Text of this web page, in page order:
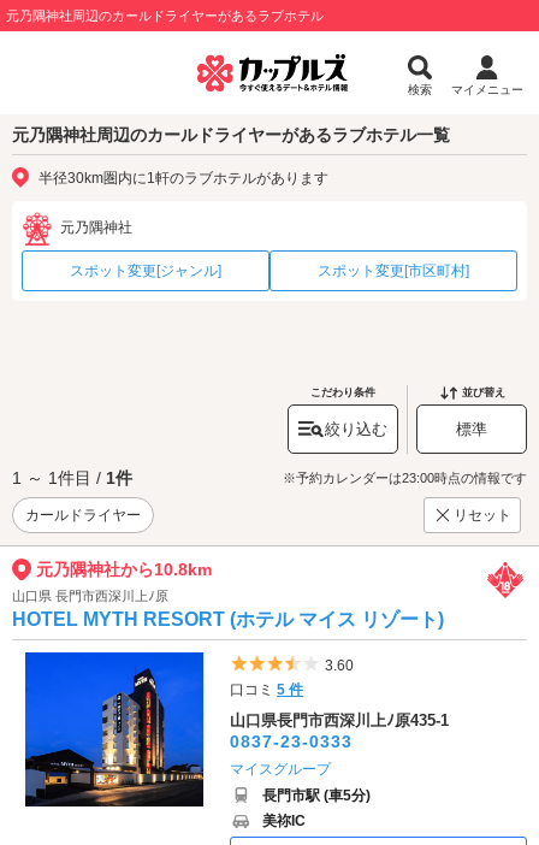
元乃隅神社周辺のカールドライヤーがあるラブホテル
検索 マイメニュー
元乃隅神社周辺のカールドライヤーがあるラブホテル一覧
半径30km圏内に1軒のラブホテルがあります
元乃隅神社
スポット変更[ジャンル] スポット変更[市区町村]
こだわり条件
絞り込む
並び替え
標準
1 ～ 1件目 / 1件 ※予約カレンダーは23:00時点の情報です
カールドライヤー リセット
元乃隅神社から10.8km
山口県 長門市西深川上ﾉ原
HOTEL MYTH RESORT (ホテル マイス リゾート)
5つ星のうち3.5
3.60
口コミ5 件
山口県長門市西深川上ﾉ原435-1
0837-23-0333
マイスグループ
長門市駅 (車5分)
美祢IC